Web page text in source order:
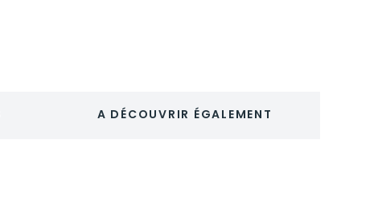
A DÉCOUVRIR ÉGALEMENT